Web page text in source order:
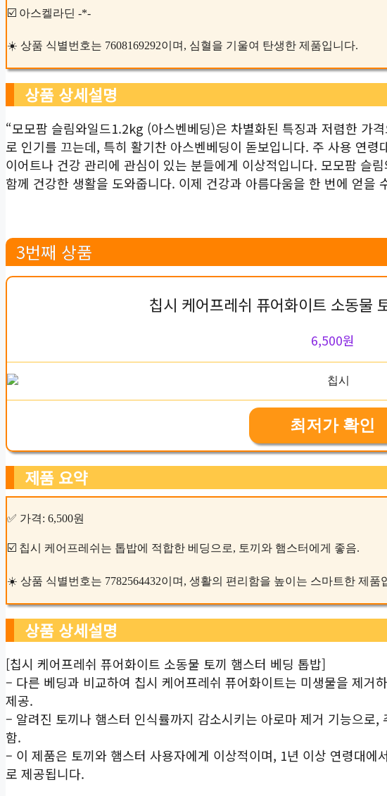
☑️ 아스켈라딘 -*-
☀️ 상품 식별번호는 7608169292이며, 심혈을 기울여 탄생한 제품입니다.
상품 상세설명
“모모팜 슬림와일드1.2kg (아스벤베딩)은 차별화된 특징과 저렴한 가
로 인기를 끄는데, 특히 활기찬 아스벤베딩이 돋보입니다. 주 사용 연
이어트나 건강 관리에 관심이 있는 분들에게 이상적입니다. 모모팜 슬
함께 건강한 생활을 도와줍니다. 이제 건강과 아름다움을 한 번에 얻을
3번째 상품
칩시 케어프레쉬 퓨어화이트 소동물
6,500원
최저가 확인
제품 요약
✅ 가격: 6,500원
☑️ 칩시 케어프레쉬는 톱밥에 적합한 베딩으로, 토끼와 햄스터에게 좋음.
☀️ 상품 식별번호는 7782564432이며, 생활의 편리함을 높이는 스마트한 제품
상품 상세설명
[칩시 케어프레쉬 퓨어화이트 소동물 토끼 햄스터 베딩 톱밥]
– 다른 베딩과 비교하여 칩시 케어프레쉬 퓨어화이트는 미생물을 제거
제공.
– 알려진 토끼나 햄스터 인식률까지 감소시키는 아로마 제거 기능으로
함.
– 이 제품은 토끼와 햄스터 사용자에게 이상적이며, 1년 이상 연령대
로 제공됩니다.